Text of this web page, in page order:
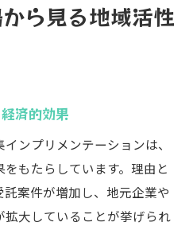
ら見る地域活性
済的効果
ンプリメンテーションは、
もたらしています。理由と
案件が増加し、地元企業や
大していることが挙げられ